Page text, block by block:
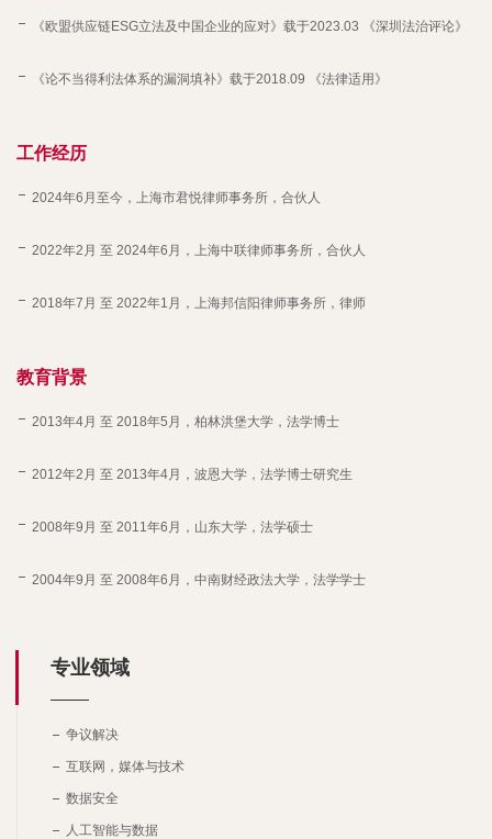
《欧盟供应链ESG立法及中国企业的应对》载于2023.03 《深圳法治评论》
《论不当得利法体系的漏洞填补》载于2018.09 《法律适用》
工作经历
2024年6月至今，上海市君悦律师事务所，合伙人
2022年2月 至 2024年6月，上海中联律师事务所，合伙人
2018年7月 至 2022年1月，上海邦信阳律师事务所，律师
教育背景
2013年4月 至 2018年5月，柏林洪堡大学，法学博士
2012年2月 至 2013年4月，波恩大学，法学博士研究生
2008年9月 至 2011年6月，山东大学，法学硕士
2004年9月 至 2008年6月，中南财经政法大学，法学学士
专业领域
争议解决
互联网，媒体与技术
数据安全
人工智能与数据